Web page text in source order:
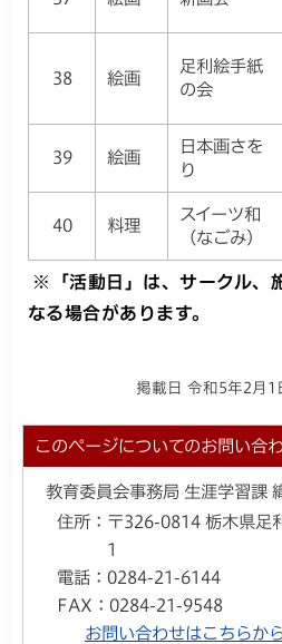
38 絵画
足利絵手紙
の会
39 絵画
日本画さを
り
40 料理
スイーツ和
（なごみ）
※「活動日」は、サークル、
なる場合があります。
掲載日 令和5年2月1
このページについてのお問い合
教育委員会事務局 生涯学習課
住所： 〒326-0814 栃木県足
1
電話： 0284-21-6144
FAX： 0284-21-9548
お問い合わせはこちらか